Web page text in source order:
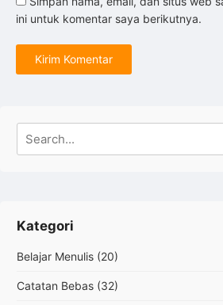
ini untuk komentar saya berikutnya.
for:
Kategori
Belajar Menulis (20)
Catatan Bebas (32)